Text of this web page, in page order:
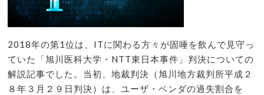
2018年の第1位は、ITに関わる方々が固唾を飲んで見守っ
ていた「旭川医科大学・NTT東日本事件」判決についての
解説記事でした。当初、地裁判決（旭川地方裁判所平成２
８年３月２９日判決）は、ユーザ・ベンダの過失割合を